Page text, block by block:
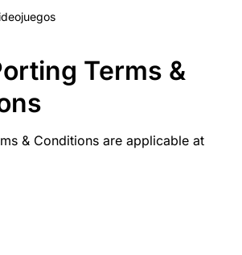
Terms &
& Conditions are applicable at